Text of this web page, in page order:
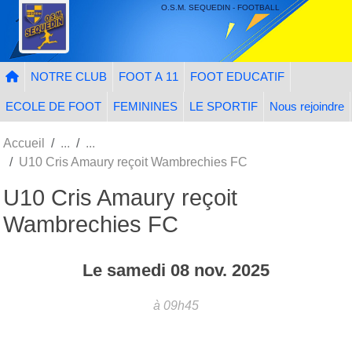
O.S.M. SEQUEDIN - FOOTBALL
NOTRE CLUB FOOT A 11 FOOT EDUCATIF
ECOLE DE FOOT FEMININES LE SPORTIF Nous rejoindre
Accueil
U10 Cris Amaury reçoit Wambrechies FC
U10 Cris Amaury reçoit
Wambrechies FC
Le samedi 08 nov. 2025
à 09h45
Panneau de gestion des cookies